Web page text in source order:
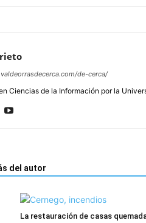
de-cerca/
Ciencias de la Información por la
del autor
La restauración de casas